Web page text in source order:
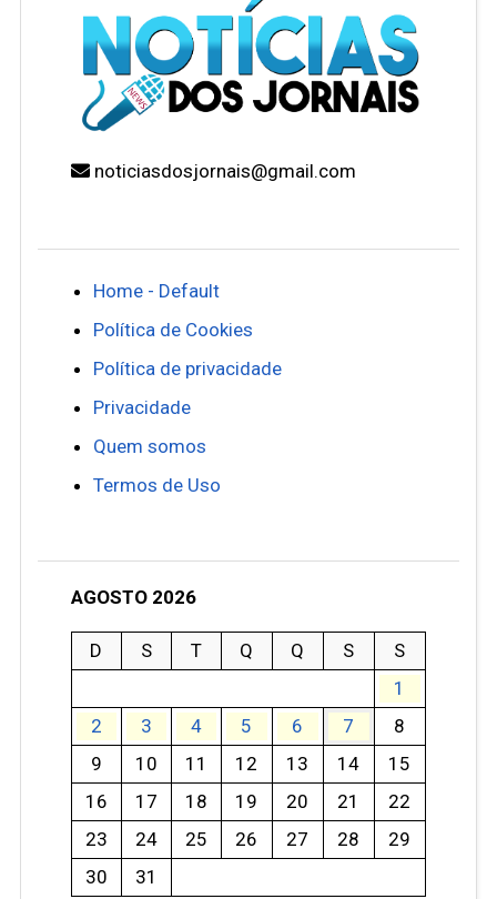
noticiasdosjornais@gmail.com
Home - Default
Política de Cookies
Política de privacidade
Privacidade
Quem somos
Termos de Uso
AGOSTO 2026
D S T Q Q S
S
1
2
3 4 5 6 7
8
9
10 11 12 13 14
15
16
17 18 19 20 21
22
23
24 25 26 27 28
29
30
31